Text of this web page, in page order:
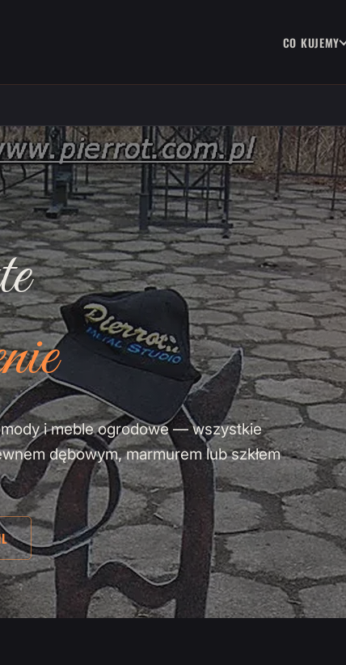
CO KUJEMY
i meble ogrodowe — wszystkie
dębowym, marmurem lub szkłem